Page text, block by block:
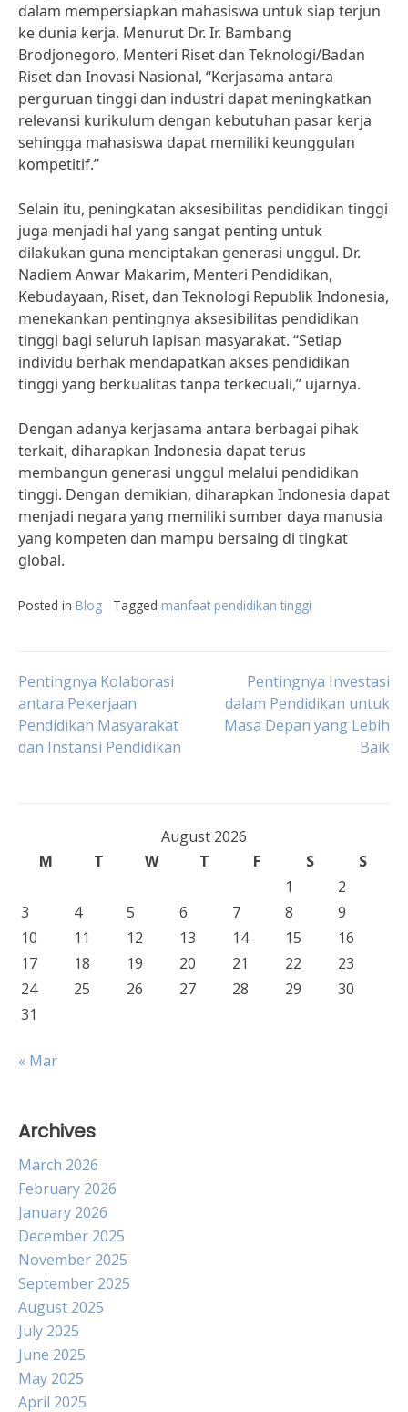
dalam mempersiapkan mahasiswa untuk siap terjun
ke dunia kerja. Menurut Dr. Ir. Bambang
Brodjonegoro, Menteri Riset dan Teknologi/Badan
Riset dan Inovasi Nasional, “Kerjasama antara
perguruan tinggi dan industri dapat meningkatkan
relevansi kurikulum dengan kebutuhan pasar kerja
sehingga mahasiswa dapat memiliki keunggulan
kompetitif.”
Selain itu, peningkatan aksesibilitas pendidikan tinggi
juga menjadi hal yang sangat penting untuk
dilakukan guna menciptakan generasi unggul. Dr.
Nadiem Anwar Makarim, Menteri Pendidikan,
Kebudayaan, Riset, dan Teknologi Republik Indonesia,
menekankan pentingnya aksesibilitas pendidikan
tinggi bagi seluruh lapisan masyarakat. “Setiap
individu berhak mendapatkan akses pendidikan
tinggi yang berkualitas tanpa terkecuali,” ujarnya.
Dengan adanya kerjasama antara berbagai pihak
terkait, diharapkan Indonesia dapat terus
membangun generasi unggul melalui pendidikan
tinggi. Dengan demikian, diharapkan Indonesia dapat
menjadi negara yang memiliki sumber daya manusia
yang kompeten dan mampu bersaing di tingkat
global.
Posted in Blog Tagged manfaat pendidikan tinggi
Post
navigation
Pentingnya Kolaborasi
antara Pekerjaan
Pendidikan Masyarakat
dan Instansi Pendidikan
Pentingnya Investasi
dalam Pendidikan untuk
Masa Depan yang Lebih
Baik
August 2026
M
T W T F S
S
1
2
3
4 5 6 7 8
9
10
11 12 13 14 15
16
17
18 19 20 21 22
23
24
25 26 27 28 29
30
31
« Mar
Archives
March 2026
February 2026
January 2026
December 2025
November 2025
September 2025
August 2025
July 2025
June 2025
May 2025
April 2025